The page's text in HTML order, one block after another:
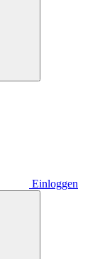
Einloggen